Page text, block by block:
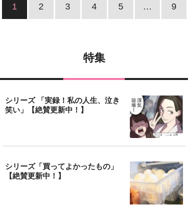
1 2 3 4 5 … 9
特集
シリーズ 「実録！私の人生、泣き
笑い」【絶賛更新中！】
シリーズ「買ってよかったもの」
【絶賛更新中！】